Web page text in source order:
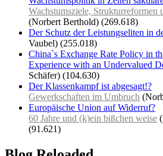
Wachstumsziele, Strukturreformen
(Norbert Berthold) (269.618)
Der Schutz der Leistungseliten in
Vaubel) (255.018)
China`s Exchange Rate Policy in
Experience with an Undervalued
Schäfer) (104.630)
Der Klassenkampf ist abgesagt!?
Gewerkschaften im Umbruch
Europäische Union auf Widerruf?
60 Jahre und (k)ein bißchen weise
(91.621)